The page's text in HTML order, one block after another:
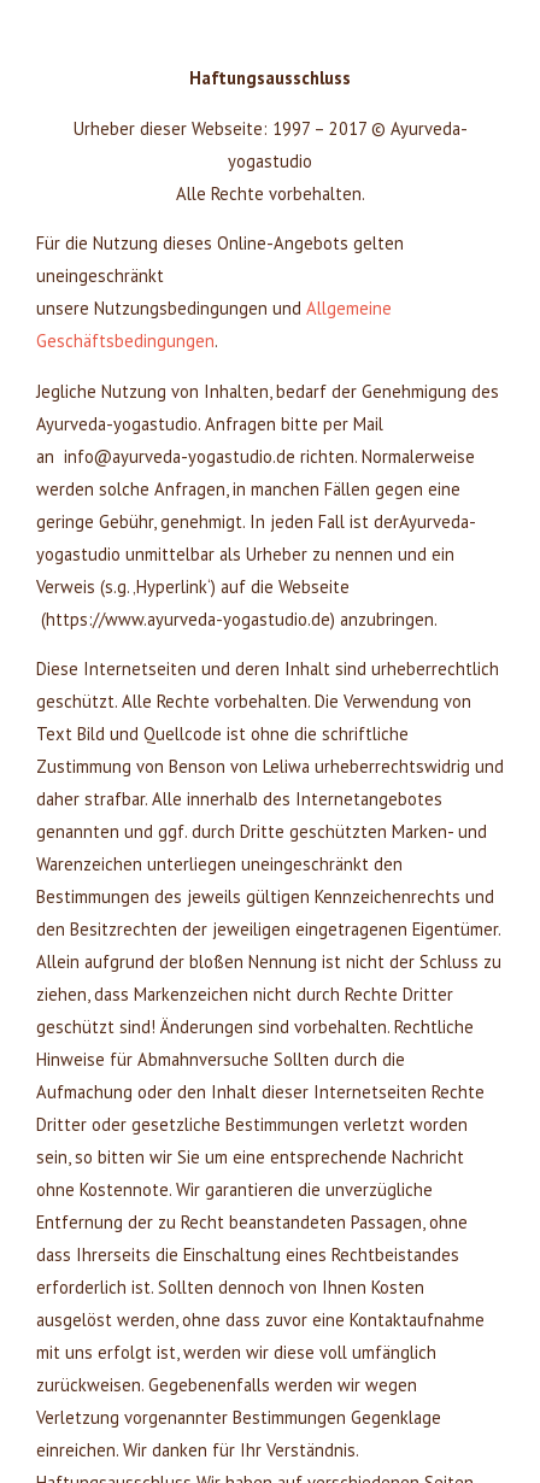
Haftungsausschluss
Urheber dieser Webseite: 1997 – 2017 © Ayurveda-
yogastudio
Alle Rechte vorbehalten.
Für die Nutzung dieses Online-Angebots gelten
uneingeschränkt
unsere Nutzungsbedingungen und Allgemeine
Geschäftsbedingungen.
Jegliche Nutzung von Inhalten, bedarf der Genehmigung des
Ayurveda-yogastudio. Anfragen bitte per Mail
an info@ayurveda-yogastudio.de richten. Normalerweise
werden solche Anfragen, in manchen Fällen gegen eine
geringe Gebühr, genehmigt. In jeden Fall ist derAyurveda-
yogastudio unmittelbar als Urheber zu nennen und ein
Verweis (s.g. ‚Hyperlink‘) auf die Webseite
(https://www.ayurveda-yogastudio.de) anzubringen.
Diese Internetseiten und deren Inhalt sind urheberrechtlich
geschützt. Alle Rechte vorbehalten. Die Verwendung von
Text Bild und Quellcode ist ohne die schriftliche
Zustimmung von Benson von Leliwa urheberrechtswidrig und
daher strafbar. Alle innerhalb des Internetangebotes
genannten und ggf. durch Dritte geschützten Marken- und
Warenzeichen unterliegen uneingeschränkt den
Bestimmungen des jeweils gültigen Kennzeichenrechts und
den Besitzrechten der jeweiligen eingetragenen Eigentümer.
Allein aufgrund der bloßen Nennung ist nicht der Schluss zu
ziehen, dass Markenzeichen nicht durch Rechte Dritter
geschützt sind! Änderungen sind vorbehalten. Rechtliche
Hinweise für Abmahnversuche Sollten durch die
Aufmachung oder den Inhalt dieser Internetseiten Rechte
Dritter oder gesetzliche Bestimmungen verletzt worden
sein, so bitten wir Sie um eine entsprechende Nachricht
ohne Kostennote. Wir garantieren die unverzügliche
Entfernung der zu Recht beanstandeten Passagen, ohne
dass Ihrerseits die Einschaltung eines Rechtbeistandes
erforderlich ist. Sollten dennoch von Ihnen Kosten
ausgelöst werden, ohne dass zuvor eine Kontaktaufnahme
mit uns erfolgt ist, werden wir diese voll umfänglich
zurückweisen. Gegebenenfalls werden wir wegen
Verletzung vorgenannter Bestimmungen Gegenklage
einreichen. Wir danken für Ihr Verständnis.